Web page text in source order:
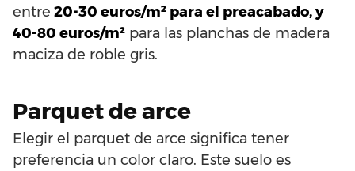
entre 20-30 euros/m² para el preacabado, y
40-80 euros/m² para las planchas de madera
maciza de roble gris.
Parquet de arce
Elegir el parquet de arce significa tener
preferencia un color claro. Este suelo es